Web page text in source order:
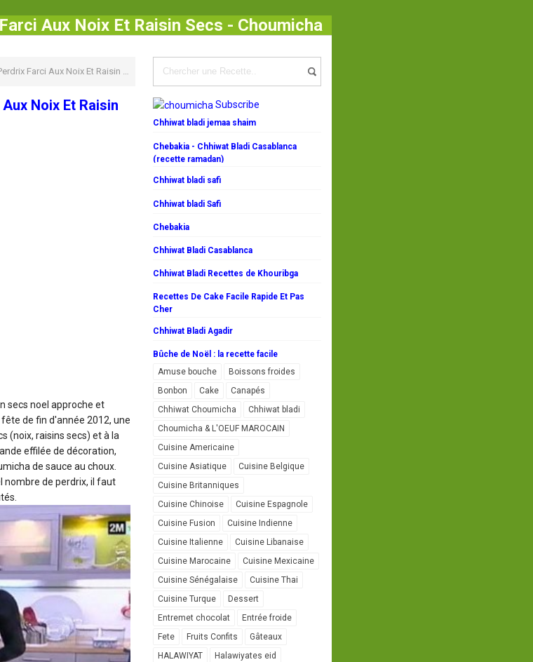
Aux Noix Et Raisin Secs - Choumicha
Farci Aux Noix Et Raisin Secs
Noix Et Raisin
secs noel approche et
de fin d'année 2012, une
(noix, raisins secs) et à la
effilée de décoration,
de sauce au choux.
nombre de perdrix, il faut
Subscribe
Chhiwat bladi jemaa shaim
Chebakia - Chhiwat Bladi Casablanca
(recette ramadan)
Chhiwat bladi safi
Chhiwat bladi Safi
Chebakia
Chhiwat Bladi Casablanca
Chhiwat Bladi Recettes de Khouribga
Recettes De Cake Facile Rapide Et Pas
Cher
Chhiwat Bladi Agadir
Bûche de Noël : la recette facile
Amuse bouche
Boissons froides
Bonbon
Cake
Canapés
Chhiwat Choumicha
Chhiwat bladi
Choumicha & L'OEUF MAROCAIN
Cuisine Americaine
Cuisine Asiatique
Cuisine Belgique
Cuisine Britanniques
Cuisine Chinoise
Cuisine Espagnole
Cuisine Fusion
Cuisine Indienne
Cuisine Italienne
Cuisine Libanaise
Cuisine Marocaine
Cuisine Mexicaine
Cuisine Sénégalaise
Cuisine Thai
Cuisine Turque
Dessert
Entremet chocolat
Entrée froide
Fete
Fruits Confits
Gâteaux
HALAWIYAT
Halawiyates eid